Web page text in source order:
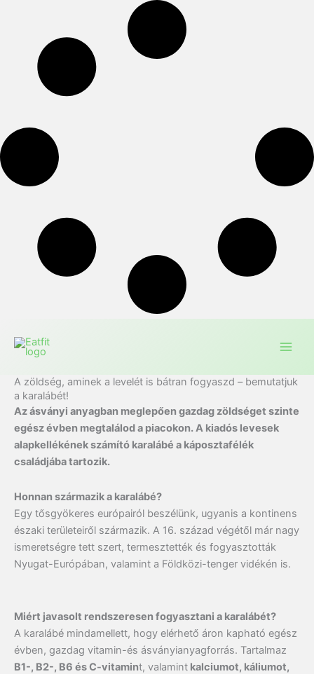
A zöldség, aminek a levelét is bátran fogyaszd – bemutatjuk
a karalábét!
Az ásványi anyagban meglepően gazdag zöldséget szinte
egész évben megtalálod a piacokon. A kiadós levesek
alapkellékének számító karalábé a káposztafélék
családjába tartozik.
Honnan származik a karalábé?
Egy tősgyökeres európairól beszélünk, ugyanis a kontinens
északi területeiről származik. A 16. század végétől már nagy
ismeretségre tett szert, termesztették és fogyasztották
Nyugat-Európában, valamint a Földközi-tenger vidékén is.
Miért javasolt rendszeresen fogyasztani a karalábét?
A karalábé mindamellett, hogy elérhető áron kapható egész
évben, gazdag vitamin-és ásványianyagforrás. Tartalmaz
B1-, B2-, B6 és C-vitamint, valamint kalciumot, káliumot,